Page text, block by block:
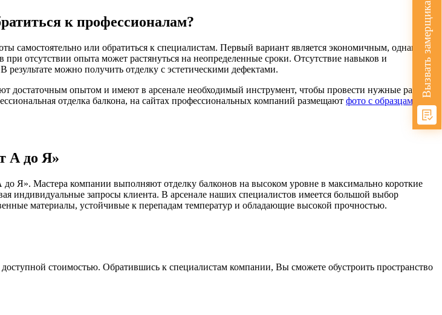
Вызвать замерщика
к профессионалам?
самостоятельно или обратиться к специалистам. Первый вариант является экономичным, однако на
отсутствии опыта может растянуться на неопределенные сроки. Отсутствие навыков и
можно получить отделку с эстетическими дефектами.
достаточным опытом и имеют в арсенале необходимый инструмент, чтобы провести нужные работы
отделка балкона, на сайтах профессиональных компаний размещают фото с образцами
А до Я»
Я». Мастера компании выполняют отделку балконов на высоком уровне в максимально короткие
индивидуальные запросы клиента. В арсенале наших специалистов имеется большой выбор
материалы, устойчивые к перепадам температур и обладающие высокой прочностью.
стоимостью. Обратившись к специалистам компании, Вы сможете обустроить пространство